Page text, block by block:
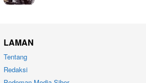
LAMAN
Tentang
Redaksi